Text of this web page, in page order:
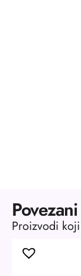
Proizvodi